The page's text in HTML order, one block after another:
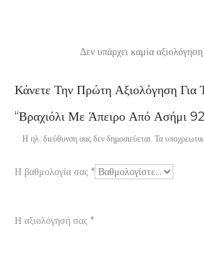
Α
ξ
ο
ο
Δεν υπάρχει καμία
Κάνετε Την Πρώτη Αξιολόγηση Για
“Βραχιόλι Με Άπειρο Από Ασήμι
Η ηλ. διεύθυνση σας δεν δημοσιεύεται. Τα
Η βαθμολογία σας *
Η αξιολόγησή σας *